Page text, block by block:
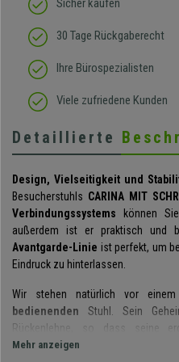
Sicher kaufen
30 Tage Rückgaberecht
Ihre Bürospezialisten
Viele zufriedene Kunden
Detaillierte
Design, Vielseitigkeit und
Besucherstuhls CARINA MIT
Verbindungssystems können
außerdem ist er praktisch und
Avantgarde-Linie ist perfekt, um
Eindruck zu hinterlassen.
Wir stehen natürlich vor einem
bedienenden Stuhl. Sein
Rückenlehne, so dass seine
Gebrauch ermöglicht. Die
Mehr anzeigen